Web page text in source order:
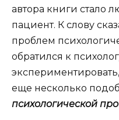
автора книги стало
пациент. К слову
проблем
обратился к
еще несколько
психологической